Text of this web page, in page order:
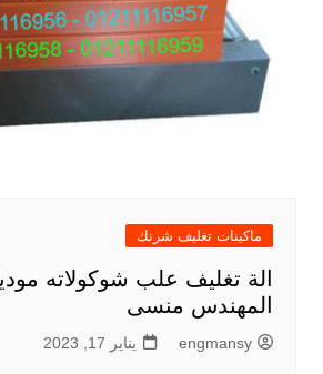
ماكينات تغليف شرنك
المهندس منسى
engmansy يناير 17, 2023